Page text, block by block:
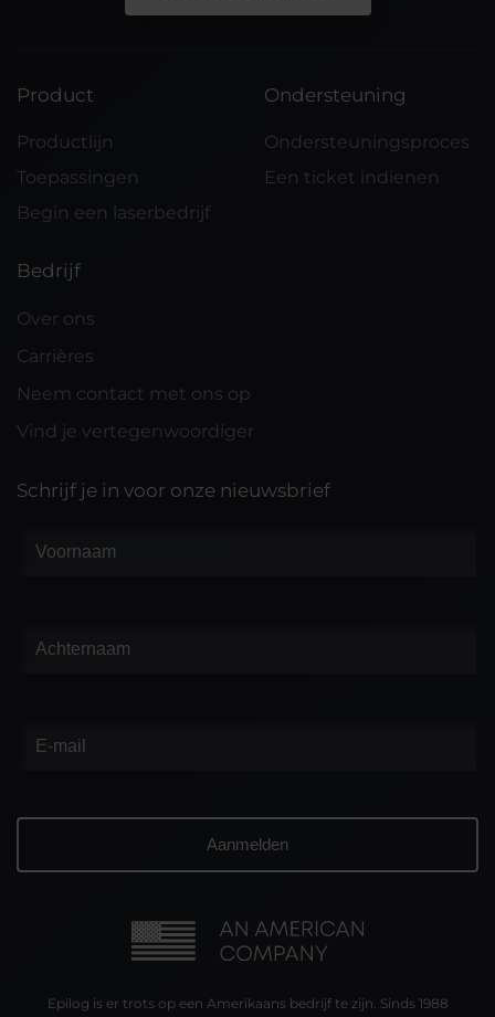
Product
Productlijn
Toepassingen
Begin een laserbedrijf
Ondersteuning
Ondersteuningsproces
Een ticket indienen
Bedrijf
Over ons
Carrières
Neem contact met ons op
Vind je vertegenwoordiger
Schrijf je in voor onze nieuwsbrief
Epilog is er trots op een Amerikaans bedrijf te zijn. Sinds 1988